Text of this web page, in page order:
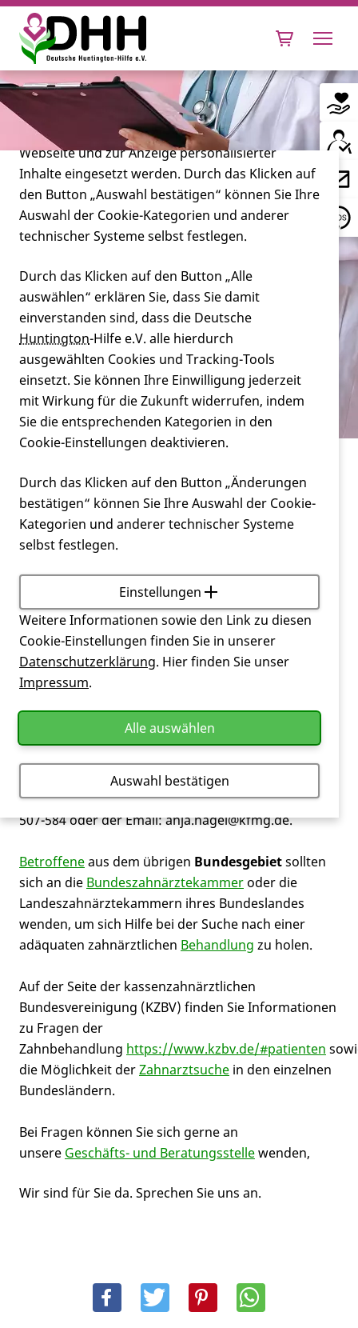
Leben mit Huntington
Forschung
Miteinander
Verein
Service
Welche Zahnärzte behandeln
Huntington-Patienten?
Welche Zahnärzte behandeln Huntington-
Patienten?
Leider kennen wir nur wenige Zahnärzte, die
Menschen mit derHuntington-Krankheitbehandeln.
Aber solche lassen sich finden.
In Westfalen-Lippe
finden Sie die Konrad-
Morgenroth-Stiftung. Ziel dieser ist es behinderten
Menschen, die keine angemessene
zahnärztliche
und entspannte zahnärztlicheBehandlungzu
ermöglichen. Adressen von Zahnärzten für den
Konrad-Morgenroth-Stiftung. Informationen
erhalten Sie auch von Frau Anja Nagel, Tel.: 0251-
507-584 oder der Email: anja.nagel@kfmg.de.
Betroffeneaus dem übrigen Bundesgebietsollten
sich an die Bundeszahnärztekammer oder die
Landeszahnärztekammern ihres Bundeslandes
wenden, um sich Hilfe bei der Suche nach einer
adäquaten zahnärztlichen Behandlung zu holen.
Auf der Seite der kassenzahnärztlichen
Bundesvereinigung (KZBV) finden Sie Informationen
zu Fragen der
Zahnbehandlung https://www.kzbv.de/#patienten
die Möglichkeit derZahnarztsuche in den einzelnen
Bundesländern.
Bei Fragen können Sie sich gerne an
unsere Geschäfts- und Beratungsstellewenden,
Wir sind für Sie da. Sprechen Sie uns an.
Cookie-Einstellungen
Diese Webseite setzt verschiedene Cookies und
Tracking-Tools ein. Dies beinhaltet Cookies und
Tracking-Tools, die für den Betrieb der Webseite
technisch notwendig sind, die zu statistischen
Zwecken sowie zur besseren Bedienbarkeit der
Webseite und zur Anzeige personalisierter
Inhalte eingesetzt werden. Durch das Klicken auf
den Button „Auswahl bestätigen“ können Sie Ihre
Auswahl der Cookie-Kategorien und anderer
technischer Systeme selbst festlegen.
Durch das Klicken auf den Button „Alle
auswählen“ erklären Sie, dass Sie damit
einverstanden sind, dass die Deutsche
Huntington-Hilfe e.V. alle hierdurch
ausgewählten Cookies und Tracking-Tools
einsetzt. Sie können Ihre Einwilligung jederzeit
mit Wirkung für die Zukunft widerrufen, indem
Sie die entsprechenden Kategorien in den
Cookie-Einstellungen deaktivieren.
Durch das Klicken auf den Button „Änderungen
bestätigen“ können Sie Ihre Auswahl der Cookie-
Kategorien und anderer technischer Systeme
selbst festlegen.
Einstellungen
Weitere Informationen sowie den Link zu diesen
Cookie-Einstellungen finden Sie in unserer
Datenschutzerklärung. Hier finden Sie unser
Impressum.
Alle auswählen
Auswahl bestätigen